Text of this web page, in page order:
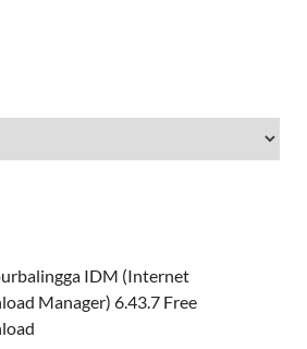
IDM (Internet
Manager) 6.43.7 Free